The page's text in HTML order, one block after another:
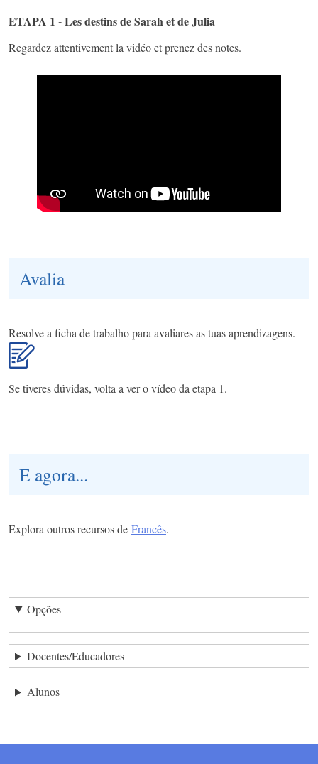
ETAPA 1 - Les destins de Sarah et de Julia
Regardez attentivement la vidéo et prenez des notes.
Avalia
Resolve a ficha de trabalho para avaliares as tuas aprendizagens.
Se tiveres dúvidas, volta a ver o vídeo da etapa 1.
E agora...
Explora outros recursos de Francês.
Opções
Docentes/Educadores
Alunos